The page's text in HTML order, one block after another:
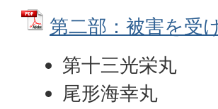
第二部：被害を受
第十三光栄丸
尾形海幸丸